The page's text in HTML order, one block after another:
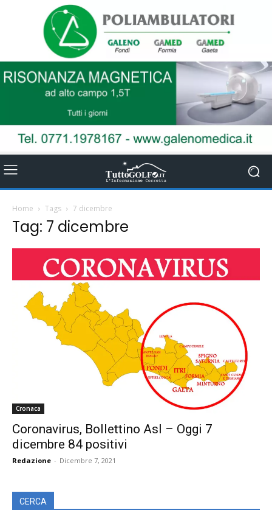
Home Tags 7 dicembre
Tag: 7 dicembre
Cronaca
Coronavirus, Bollettino Asl – Oggi 7
dicembre 84 positivi
Redazione - Dicembre 7, 2021
CERCA